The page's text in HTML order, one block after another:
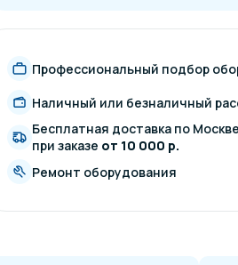
Профессиональный подбор
Наличный или безналичный
Бесплатная доставка по Москве
при заказе от 10 000 р.
Ремонт оборудования